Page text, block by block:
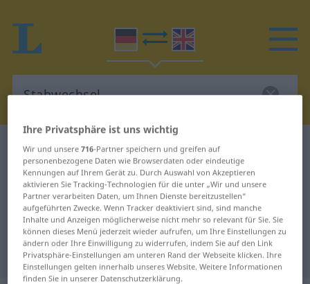
Deutsch-Englisch Wörterbuch Stabwechsel
Deutsch-Englisch Übersetzung für
"Stabwechsel"
"Stabwechsel" Englisch
Übersetzung
Ihre Privatsphäre ist uns wichtig
Wir und unsere716-Partner speichern und greifen auf
personenbezogene Daten wie Browserdaten oder eindeutige
Kennungen auf Ihrem Gerät zu. Durch Auswahl von Akzeptieren
aktivieren Sie Tracking-Technologien für die unter „Wir und unsere
Partner verarbeiten Daten, um Ihnen Dienste bereitzustellen“
aufgeführten Zwecke. Wenn Tracker deaktiviert sind, sind manche
Inhalte und Anzeigen möglicherweise nicht mehr so relevant für Sie. Sie
können dieses Menü jederzeit wieder aufrufen, um Ihre Einstellungen zu
ändern oder Ihre Einwilligung zu widerrufen, indem Sie auf den Link
Privatsphäre-Einstellungen am unteren Rand der Webseite klicken. Ihre
Einstellungen gelten innerhalb unseres Website. Weitere Informationen
finden Sie in unserer Datenschutzerklärung.